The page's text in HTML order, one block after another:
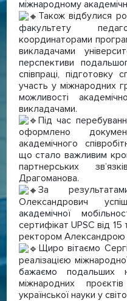
міжнародному
Також відбулися
факультету
координаторами
викладачами
перспективи
співпраці, підготовку
участь у міжнародних
можливості
викладачами.
Під час
оформлено
академічного
що стало важливим
партнерських
Драгоманова.
За
Олександрович
академічної
сертифікат UPSC від
ректором Александрою
Щиро вітаємо
реалізацією
бажаємо подальших
міжнародних
української науки у